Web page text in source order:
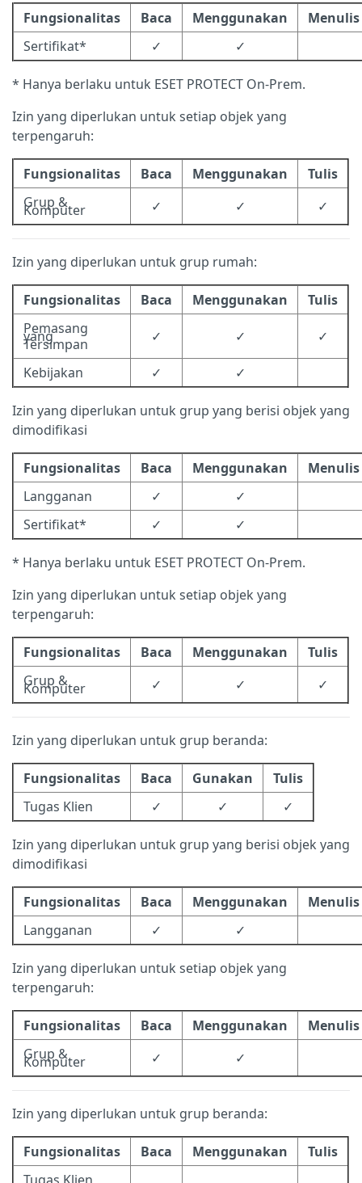
Fungsionalitas Baca Menggunakan
Menulis
Sertifikat*
✓ ✓
* Hanya berlaku untuk ESET PROTECT On-Prem.
Izin yang diperlukan untuk setiap objek yang
terpengaruh:
Fungsionalitas Baca Menggunakan
Tulis
Grup &
Komputer ✓ ✓ ✓
Izin yang diperlukan untuk grup rumah:
Fungsionalitas Baca Menggunakan
Tulis
Pemasang
yang
Tersimpan ✓ ✓ ✓
Kebijakan ✓ ✓
Izin yang diperlukan untuk grup yang berisi objek yang
dimodifikasi
Fungsionalitas Baca Menggunakan
Menulis
Langganan
✓
✓
Sertifikat*
✓ ✓
* Hanya berlaku untuk ESET PROTECT On-Prem.
Izin yang diperlukan untuk setiap objek yang
terpengaruh:
Fungsionalitas Baca Menggunakan
Tulis
Grup &
Komputer ✓ ✓ ✓
Izin yang diperlukan untuk grup beranda:
Fungsionalitas Baca Gunakan
Tulis
Tugas Klien
✓ ✓ ✓
Izin yang diperlukan untuk grup yang berisi objek yang
dimodifikasi
Fungsionalitas Baca Menggunakan
Menulis
Langganan
✓ ✓
Izin yang diperlukan untuk setiap objek yang
terpengaruh:
Fungsionalitas Baca Menggunakan
Menulis
Grup &
Komputer ✓ ✓
Izin yang diperlukan untuk grup beranda:
Fungsionalitas Baca Menggunakan
Tulis